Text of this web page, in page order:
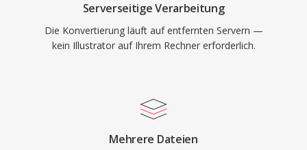
Serverseitige Verarbeitung
Die Konvertierung läuft auf entfernten Servern —
kein Illustrator auf Ihrem Rechner erforderlich.
Mehrere Dateien